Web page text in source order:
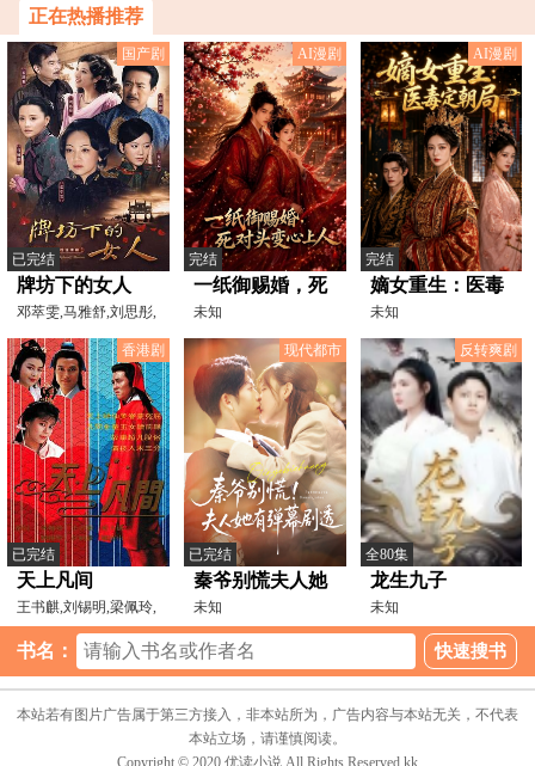
正在热播推荐
国产剧
已完结
牌坊下的女人
2009
邓萃雯,马雅舒,刘思彤,
苗乙乙,寇振海,岳跃
AI漫剧
完结
一纸御赐婚，死
对头变心上人
未知
AI漫剧
完结
嫡女重生：医毒
定朝局
未知
香港剧
已完结
天上凡间
王书麒,刘锡明,梁佩玲,
许绍雄,杨美仪
现代都市
已完结
秦爷别慌夫人她
有弹幕剧透
未知
反转爽剧
全80集
龙生九子
未知
书名：
本站若有图片广告属于第三方接入，非本站所为，广告内容与本站无关，不代表
本站立场，请谨慎阅读。
Copyright © 2020 优读小说 All Rights Reserved.kk